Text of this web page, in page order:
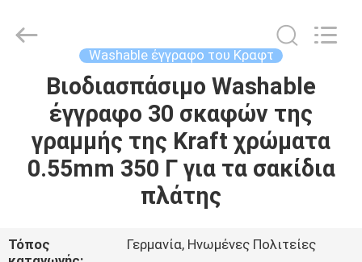
ΣΠΊΤΙ
ΠΡΟΪΌΝΤΑ
ΕΜΆΣ
BMPAPER
CO.,LTD.
Washable έγγραφο του Κραφτ
Βιοδιασπάσιμο Washable
έγγραφο 30 σκαφών της
γραμμής της Kraft χρώματα
0.55mm 350 Γ για τα σακίδια
πλάτης
Τόπος
Γερμανία, Ηνωμένες Πολιτείες